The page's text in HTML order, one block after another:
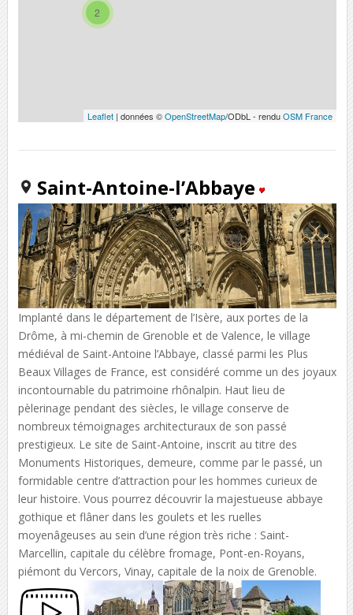
2
Leaflet | données ©OpenStreetMap/ODbL - renduOSM France
Saint-Antoine-l’Abbaye
Implanté dans le département de l’Isère, aux portes de la
Drôme, à mi-chemin de Grenoble et de Valence, le village
médiéval de Saint-Antoine l’Abbaye, classé parmi les Plus
Beaux Villages de France, est considéré comme un des joyaux
incontournable du patrimoine rhônalpin. Haut lieu de
pèlerinage pendant des siècles, le village conserve de
nombreux témoignages architecturaux de son passé
prestigieux. Le site de Saint-Antoine, inscrit au titre des
Monuments Historiques, demeure, comme par le passé, un
formidable centre d’attraction pour les hommes curieux de
leur histoire. Vous pourrez découvrir la majestueuse abbaye
gothique et flâner dans les goulets et les ruelles
moyenâgeuses au sein d’une région très riche : Saint-
Marcellin, capitale du célèbre fromage, Pont-en-Royans,
piémont du Vercors, Vinay, capitale de la noix de Grenoble.